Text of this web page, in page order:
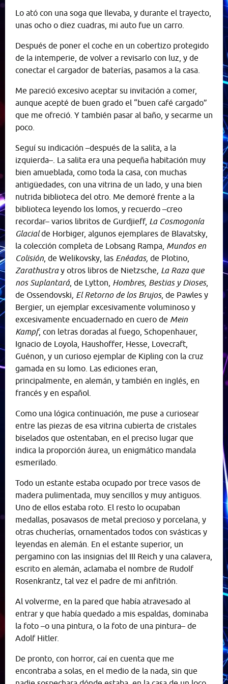
Lo ató con una soga que llevaba, y durante el trayecto,
unas ocho o diez cuadras, mi auto fue un carro.
Después de poner el coche en un cobertizo protegido
de la intemperie, de volver a revisarlo con luz, y de
conectar el cargador de baterías, pasamos a la casa.
Me pareció excesivo aceptar su invitación a comer,
aunque acepté de buen grado el “buen café cargado”
que me ofreció. Y también pasar al baño, y secarme un
poco.
Seguí su indicación –después de la salita, a la
izquierda–. La salita era una pequeña habitación muy
bien amueblada, como toda la casa, con muchas
antigüedades, con una vitrina de un lado, y una bien
nutrida biblioteca del otro. Me demoré frente a la
biblioteca leyendo los lomos, y recuerdo –creo
recordar– varios libritos de Gurdjieff, La Cosmogonía
Glacialde Horbiger, algunos ejemplares de Blavatsky,
la colección completa de Lobsang Rampa, Mundos en
Colisión , de Welikovsky, las Enéadas, de Plotino,
Zarathustray otros libros de Nietzsche, La Raza que
nos Suplantará, de Lytton, Hombres, Bestias y Dioses,
de Ossendovski, El Retorno de los Brujos, de Pawles y
Bergier, un ejemplar excesivamente voluminoso y
excesivamente encuadernado en cuero de Mein
Kampf, con letras doradas al fuego, Schopenhauer,
Ignacio de Loyola, Haushoffer, Hesse, Lovecraft,
Guénon, y un curioso ejemplar de Kipling con la cruz
gamada en su lomo. Las ediciones eran,
principalmente, en alemán, y también en inglés, en
francés y en español.
Como una lógica continuación, me puse a curiosear
entre las piezas de esa vitrina cubierta de cristales
biselados que ostentaban, en el preciso lugar que
indica la proporción áurea, un enigmático mandala
esmerilado.
Todo un estante estaba ocupado por trece vasos de
madera pulimentada, muy sencillos y muy antiguos.
Uno de ellos estaba roto. El resto lo ocupaban
medallas, posavasos de metal precioso y porcelana, y
otras chucherías, ornamentados todos con svásticas y
leyendas en alemán. En el estante superior, un
pergamino con las insignias del III Reich y una calavera,
escrito en alemán, aclamaba el nombre de Rudolf
Rosenkrantz, tal vez el padre de mi anfitrión.
Al volverme, en la pared que había atravesado al
entrar y que había quedado a mis espaldas, dominaba
la foto –o una pintura, o la foto de una pintura– de
Adolf Hitler.
De pronto, con horror, caí en cuenta que me
encontraba a solas, en el medio de la nada, sin que